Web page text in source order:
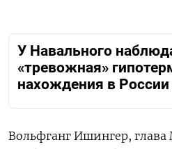
У Навального
«тревожная»
нахождения в России
Вольфганг Ишингер,